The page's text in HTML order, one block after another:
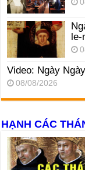
le-
Video: Ngày
08/08/2026
HẠNH CÁC